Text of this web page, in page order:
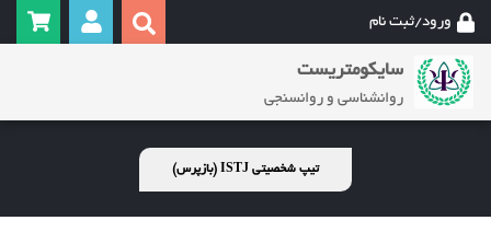
ورود/ثبت نام
سایکومتریست
روانشناسی و روانسنجی
تیپ شخصیتی ISTJ (بازپرس)